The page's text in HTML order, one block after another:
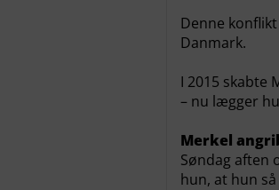
Denne
Danmark.
I 2015 skabte
– nu lægger
Merkel
Søndag aften
hun, at hun